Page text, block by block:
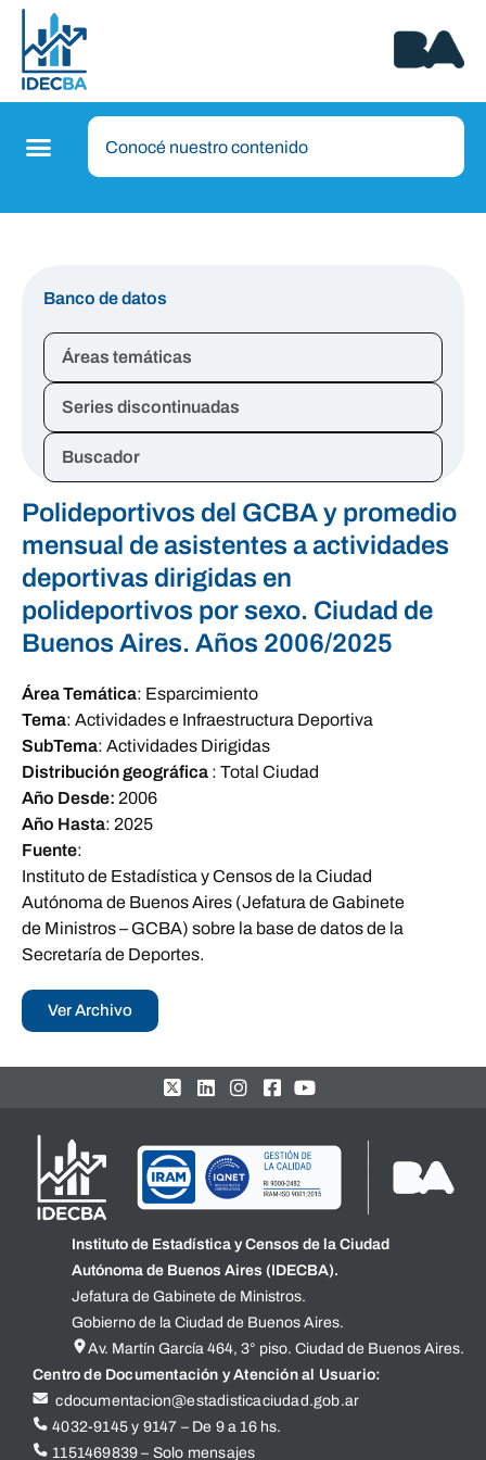
Banco de datos
Áreas temáticas
Series discontinuadas
Buscador
Polideportivos del GCBA y promedio
mensual de asistentes a actividades
deportivas dirigidas en
polideportivos por sexo. Ciudad de
Buenos Aires. Años 2006/2025
Área Temática: Esparcimiento
Tema: Actividades e Infraestructura Deportiva
SubTema: Actividades Dirigidas
Distribución geográfica : Total Ciudad
Año Desde: 2006
Año Hasta: 2025
Fuente:
Instituto de Estadística y Censos de la Ciudad
Autónoma de Buenos Aires (Jefatura de Gabinete
de Ministros – GCBA) sobre la base de datos de la
Secretaría de Deportes.
Ver Archivo
Instituto de Estadística y Censos de la Ciudad
Autónoma de Buenos Aires (IDECBA).
Jefatura de Gabinete de Ministros.
Gobierno de la Ciudad de Buenos Aires.
Av. Martín García 464, 3° piso. Ciudad de Buenos Aires.
Centro de Documentación y Atención al Usuario:
cdocumentacion@estadisticaciudad.gob.ar
4032-9145 y 9147 – De 9 a 16 hs.
1151469839 – Solo mensajes